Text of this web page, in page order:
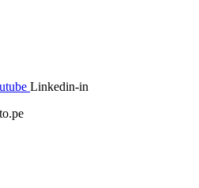
Linkedin-in